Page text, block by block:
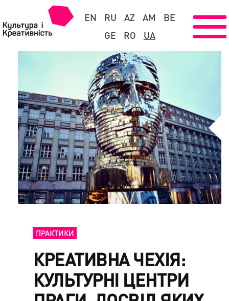
EN RU AZ AM
BE
GE
RO UA
ПРАКТИКИ
КРЕАТИВНА ЧЕХІЯ:
КУЛЬТУРНІ ЦЕНТРИ